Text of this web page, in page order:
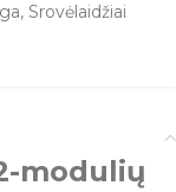
, Srovėlaidžiai
modulių